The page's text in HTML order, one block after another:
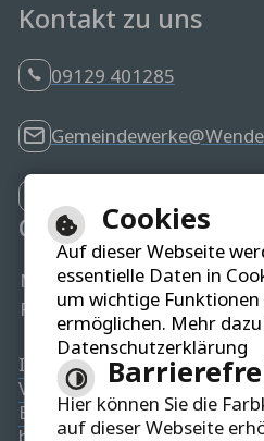
Kontakt zu uns
09129 401285
Öffnungszeiten
Mo-Do
8.00 - 12.00
Fr
8.00 - 12.00
und nach
Impressum|
Verträge kündigen|Vertrag
Erklärung zur
Cookies
Auf dieser Webseite
essentielle Daten in
um wichtige Funktionen
ermöglichen. Mehr
Datenschutzerklärung
Hier können Sie die
auf dieser Webseite